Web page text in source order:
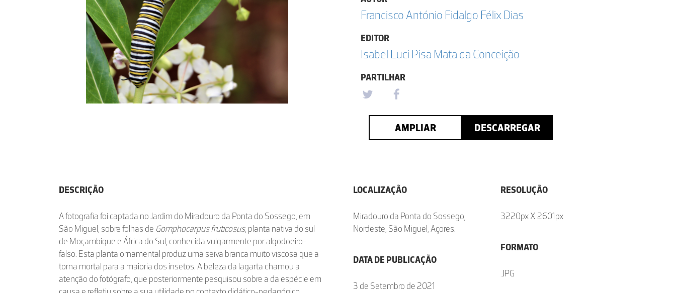
Francisco António Fidalgo Félix Dias
EDITOR
Isabel Luci Pisa Mata da Conceição
PARTILHAR
AMPLIAR DESCARREGAR
DESCRIÇÃO
A fotografia foi captada no Jardim do Miradouro da Ponta do Sossego, em
São Miguel, sobre folhas de Gomphocarpus fruticosus, planta nativa do sul
de Moçambique e África do Sul, conhecida vulgarmente por algodoeiro-
falso. Esta planta ornamental produz uma seiva branca muito viscosa que a
torna mortal para a maioria dos insetos. A beleza da lagarta chamou a
atenção do fotógrafo, que posteriormente pesquisou sobre a da espécie em
LOCALIZAÇÃO
Miradouro da Ponta do Sossego,
Nordeste, São Miguel, Açores.
DATA DE PUBLICAÇÃO
3 de Setembro de 2021
RESOLUÇÃO
3220px X 2601px
FORMATO
.JPG